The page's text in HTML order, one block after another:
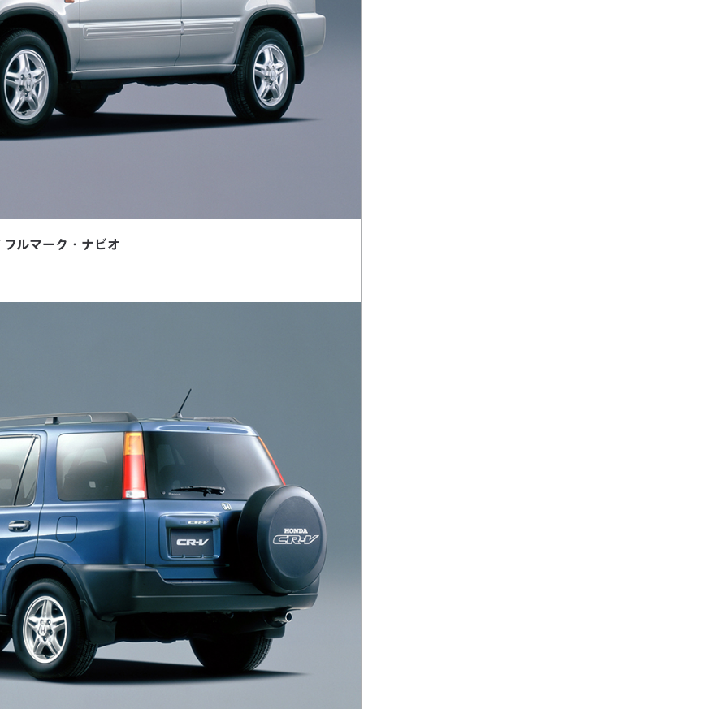
フルマーク・ナビオ